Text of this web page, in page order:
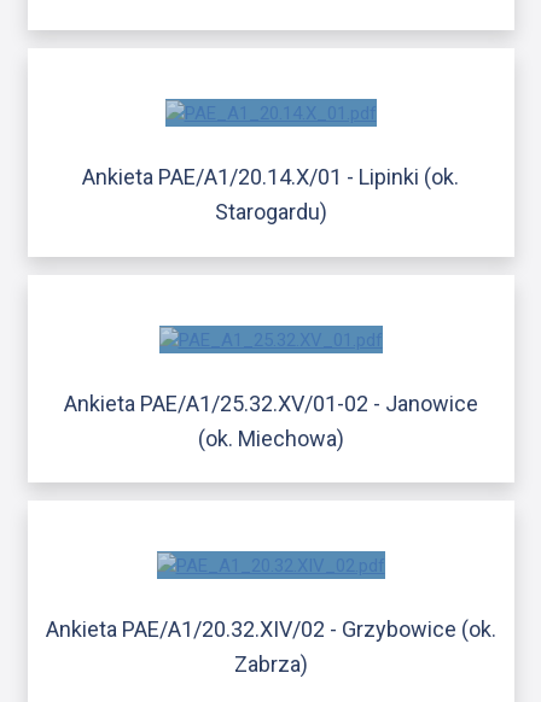
Ankieta PAE/A1/20.14.X/01 - Lipinki (ok.
Starogardu)
Ankieta PAE/A1/25.32.XV/01-02 - Janowice
(ok. Miechowa)
Ankieta PAE/A1/20.32.XIV/02 - Grzybowice (ok.
Zabrza)